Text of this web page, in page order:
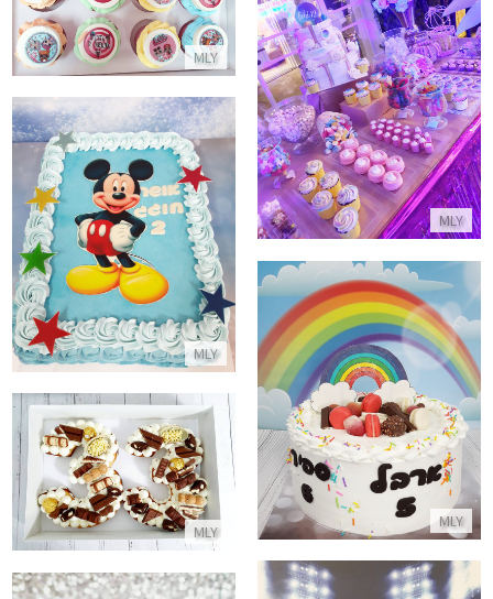
MLY
התקשר/י
MLY
בר מתוק
התקשר/י
MLY
עוגת מיקי מאוס מלבנית לגן
התקשר/י
MLY
עוגת יום הולדת עם ממתקים
התקשר/י
MLY
עוגת מספרים
התקשר/י